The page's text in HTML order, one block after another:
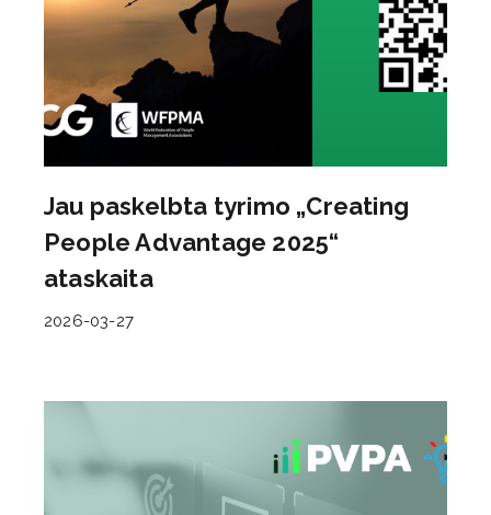
Jau paskelbta tyrimo „Creating
People Advantage 2025“
ataskaita
2026-03-27